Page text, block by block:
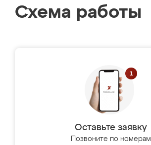
Схема работы
Оставьте заявку
Позвоните по номерам